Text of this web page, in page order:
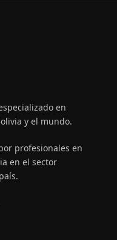
en
y el mundo.
profesionales en
en el sector